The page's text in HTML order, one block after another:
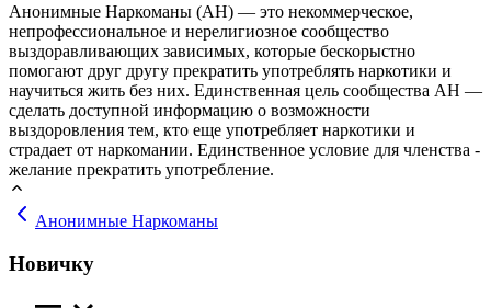
Анонимные Наркоманы (АН) — это некоммерческое,
непрофессиональное и нерелигиозное сообщество
выздоравливающих зависимых, которые бескорыстно
помогают друг другу прекратить употреблять наркотики и
научиться жить без них. Единственная цель сообщества АН —
сделать доступной информацию о возможности
выздоровления тем, кто еще употребляет наркотики и
страдает от наркомании. Единственное условие для членства -
желание прекратить употребление.
Анонимные Наркоманы
Новичку